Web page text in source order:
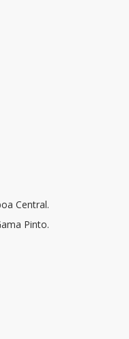
Central.
Pinto.